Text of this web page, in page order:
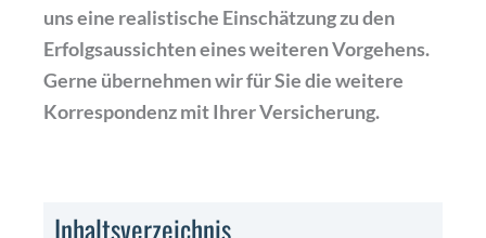
uns eine realistische Einschätzung zu den
Erfolgsaussichten eines weiteren Vorgehens.
Gerne übernehmen wir für Sie die weitere
Korrespondenz mit Ihrer Versicherung.
Inhaltsverzeichnis